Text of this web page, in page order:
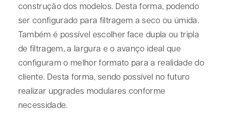
construção dos modelos. Desta forma, podendo
ser configurado para filtragem a seco ou úmida.
Também é possível escolher face dupla ou tripla
de filtragem, a largura e o avanço ideal que
configuram o melhor formato para a realidade do
cliente. Desta forma, sendo possível no futuro
realizar upgrades modulares conforme
necessidade.